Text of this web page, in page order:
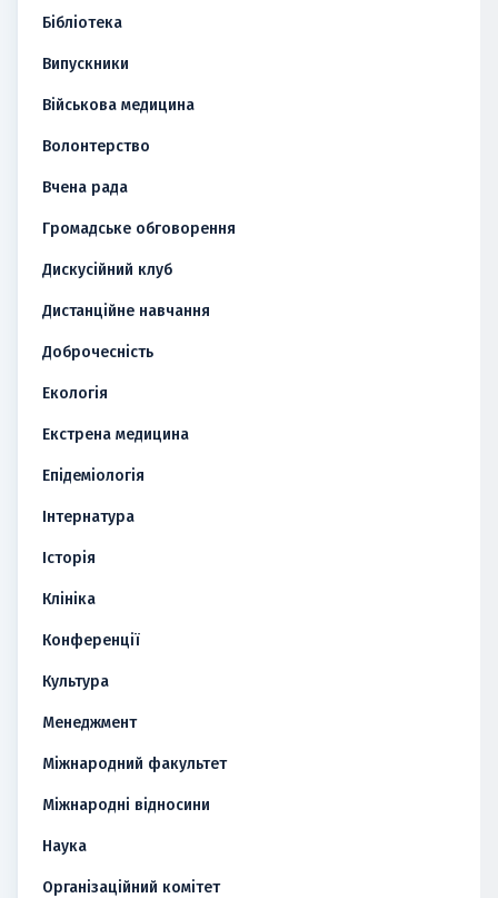
Бібліотека
Випускники
Військова медицина
Волонтерство
Вчена рада
Громадське обговорення
Дискусійний клуб
Дистанційне навчання
Доброчесність
Екологія
Екстрена медицина
Епідеміологія
Інтернатура
Історія
Клініка
Конференції
Культура
Менеджмент
Міжнародний факультет
Міжнародні відносини
Наука
Організаційний комітет